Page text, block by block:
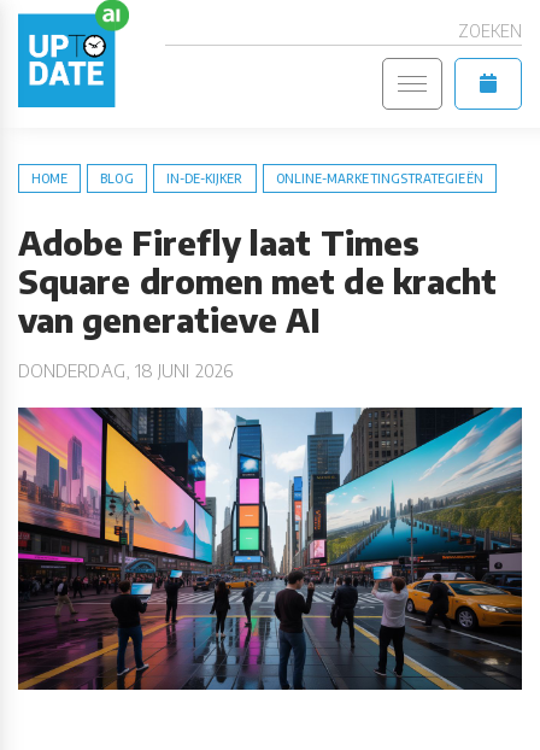
ZOEKEN
HOME BLOG IN-DE-KIJKER ONLINE-MARKETINGSTRATEGIEËN
Adobe Firefly laat Times
Square dromen met de kracht
van generatieve AI
DONDERDAG, 18 JUNI 2026